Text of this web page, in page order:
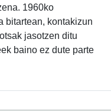
1960ko
bitartean, kontakizun
jasotzen ditu
baino ez dute parte